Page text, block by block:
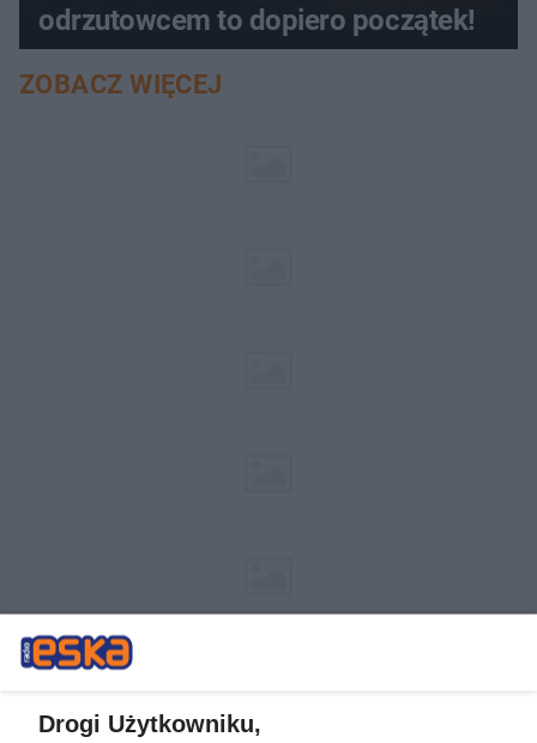
odrzutowcem to dopiero początek!
ZOBACZ WIĘCEJ
Drogi Użytkowniku,